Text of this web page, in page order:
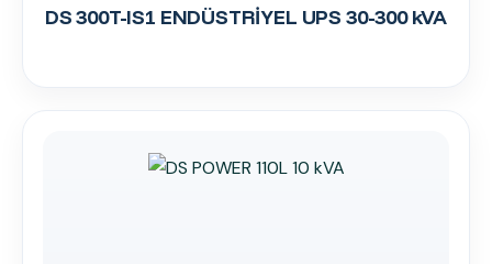
DS 300T-IS1 ENDÜSTRİYEL UPS 30-300 kVA